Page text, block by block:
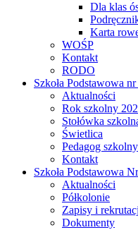
Dla klas
Karta
WOŚP
Kontakt
RODO
Szkoła Podstawowa
Aktualności
Rok szkolny
Stołówka
Świetlica
Pedagog szkolny
Kontakt
Szkoła Podstawowa
Aktualności
Półkolonie
Zapisy i
Dokumenty